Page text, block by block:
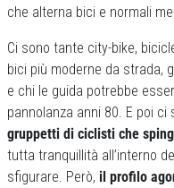
che alterna bici e normali
Ci sono tante city-bike,
bici più moderne da strada,
e chi le guida potrebbe
pannolanza anni 80. E poi
gruppetti di ciclisti che
tutta tranquillità all’interno
sfigurare. Però, il profilo